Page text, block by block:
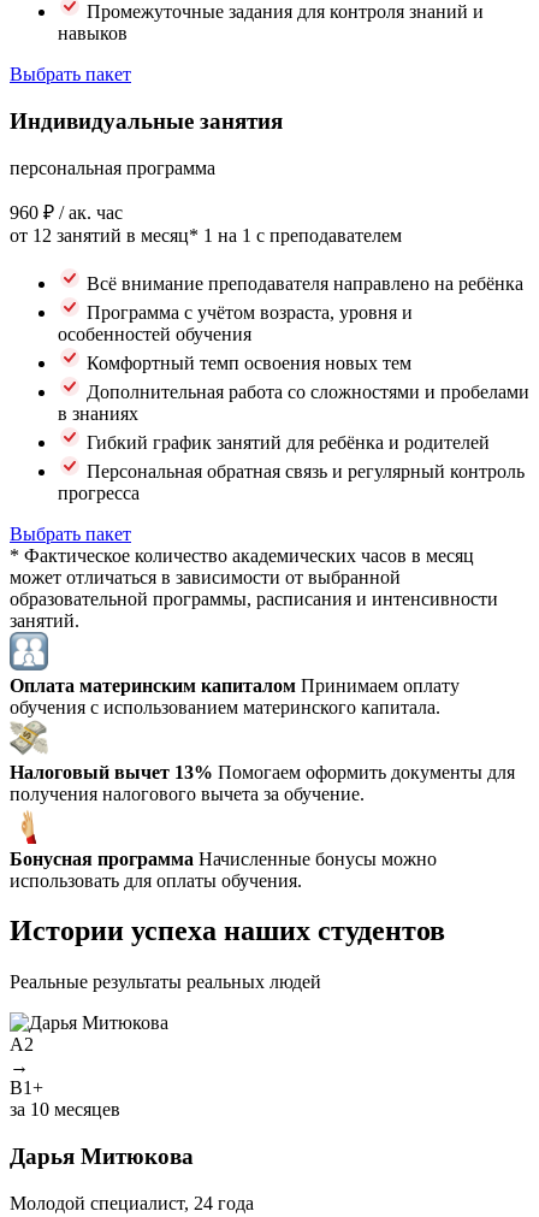
Промежуточные задания для контроля знаний и
навыков
Выбрать пакет
Индивидуальные занятия
персональная программа
960 ₽ / ак. час
от 12 занятий в месяц* 1 на 1 с преподавателем
Всё внимание преподавателя направлено на ребёнка
Программа с учётом возраста, уровня и
особенностей обучения
Комфортный темп освоения новых тем
Дополнительная работа со сложностями и пробелами
в знаниях
Гибкий график занятий для ребёнка и родителей
Персональная обратная связь и регулярный контроль
прогресса
Выбрать пакет
* Фактическое количество академических часов в месяц
может отличаться в зависимости от выбранной
образовательной программы, расписания и интенсивности
занятий.
Оплата материнским капиталом Принимаем оплату
обучения с использованием материнского капитала.
Налоговый вычет 13% Помогаем оформить документы для
получения налогового вычета за обучение.
Бонусная программа Начисленные бонусы можно
использовать для оплаты обучения.
Истории успеха наших студентов
Реальные результаты реальных людей
A2
→
B1+
за 10 месяцев
Дарья Митюкова
Молодой специалист, 24 года